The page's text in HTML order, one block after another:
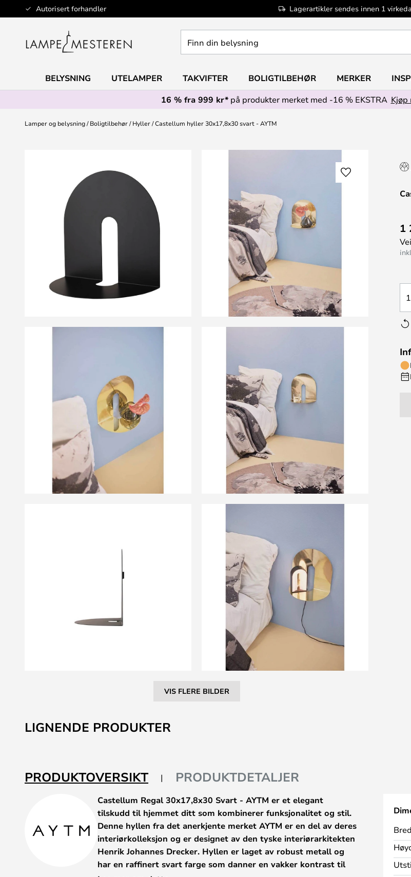
Autorisert forhandler Lagerartikler sendes innen 1
Hopp
til
din
BELYSNING UTELAMPER TAKVIFTER BOLIGTILBEHØR MERKER
16 % fra 999 kr*på produkter merket med -16 % EKSTRA Kjøp
Lamper og belysning Boligtilbehør Hyller Castellum hyller 30x17,8x30 svart - AYTM
bildegalleri
VIS FLERE BILDER
til
begynnelsen
1
1
LIGNENDE PRODUKTER
PRODUKTOVERSIKT PRODUKTDETALJER
Castellum Regal 30x17,8x30 Svart - AYTM er et elegant
tilskudd til hjemmet ditt som kombinerer funksjonalitet og stil.
Denne hyllen fra det anerkjente merket AYTM er en del av deres
interiørkolleksjon og er designet av den tyske interiørarkitekten
Henrik Johannes Drecker. Hyllen er laget av robust metall og
har en raffinert svart farge som danner en vakker kontrast til